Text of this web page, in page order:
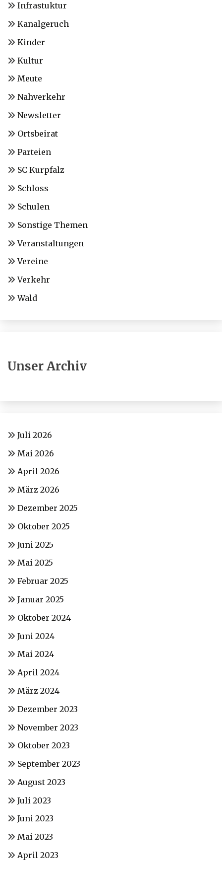
Infrastuktur
Kanalgeruch
Kinder
Kultur
Meute
Nahverkehr
Newsletter
Ortsbeirat
Parteien
SC Kurpfalz
Schloss
Schulen
Sonstige Themen
Veranstaltungen
Vereine
Verkehr
Wald
Unser Archiv
Juli 2026
Mai 2026
April 2026
März 2026
Dezember 2025
Oktober 2025
Juni 2025
Mai 2025
Februar 2025
Januar 2025
Oktober 2024
Juni 2024
Mai 2024
April 2024
März 2024
Dezember 2023
November 2023
Oktober 2023
September 2023
August 2023
Juli 2023
Juni 2023
Mai 2023
April 2023